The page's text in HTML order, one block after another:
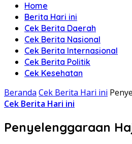
Home
Berita Hari ini
Cek Berita Daerah
Cek Berita Nasional
Cek Berita Internasional
Cek Berita Politik
Cek Kesehatan
Beranda Cek Berita Hari ini
Cek Berita Hari ini
Penyelenggaraan